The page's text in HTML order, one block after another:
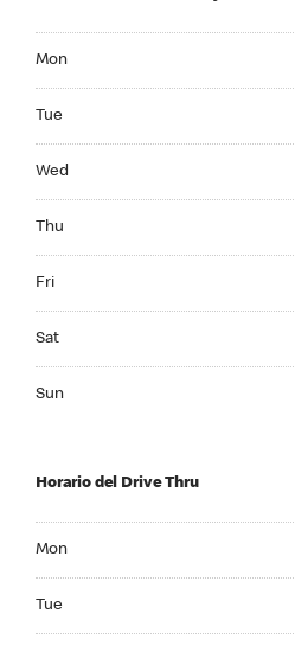
Mon
Tue
Wed
Thu
Fri
Sat
Sun
Horario del Drive Thru
Mon
Tue